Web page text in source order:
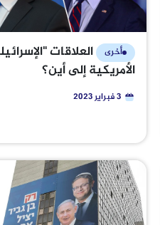
أخرى
العلاقات
الأمريكية إلى أين؟
3 فبراير 2023